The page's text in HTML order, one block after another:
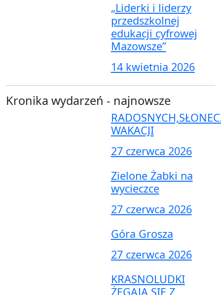
„Liderki i liderzy
przedszkolnej
edukacji cyfrowej
Mazowsze”
14 kwietnia 2026
Kronika wydarzeń - najnowsze
WAKACJI
27 czerwca 2026
Zielone Żabki na
wycieczce
27 czerwca 2026
Góra Grosza
27 czerwca 2026
KRASNOLUDKI
ŻEGAJĄ SIĘ Z